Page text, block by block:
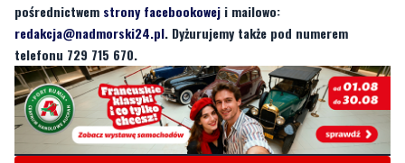
Byliście świadkami zdarzenia w naszym regionie? Chcecie
aby nasza redakcja zajęła się jakimś tematem? Czekamy na
Wasze sygnały i informacje. Można kontaktować się z naszą